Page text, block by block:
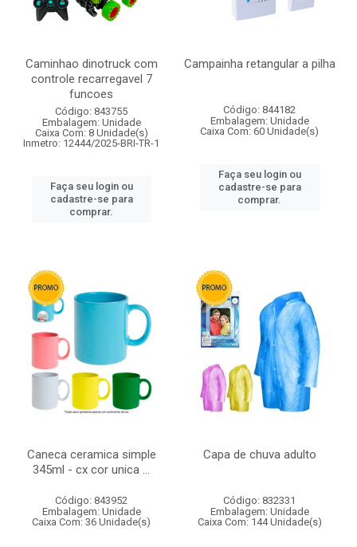
Caminhao dinotruck com
controle recarregavel 7
funcoes
Código: 843755
Embalagem: Unidade
Caixa Com: 8 Unidade(s)
Inmetro: 12444/2025-BRI-TR-1
Faça seu login ou
cadastre-se para
comprar.
Campainha retangular a pilha
Código: 844182
Embalagem: Unidade
Caixa Com: 60 Unidade(s)
Faça seu login ou
cadastre-se para
comprar.
Caneca ceramica simple
345ml - cx cor unica ...
Código: 843952
Embalagem: Unidade
Caixa Com: 36 Unidade(s)
Capa de chuva adulto
Código: 832331
Embalagem: Unidade
Caixa Com: 144 Unidade(s)